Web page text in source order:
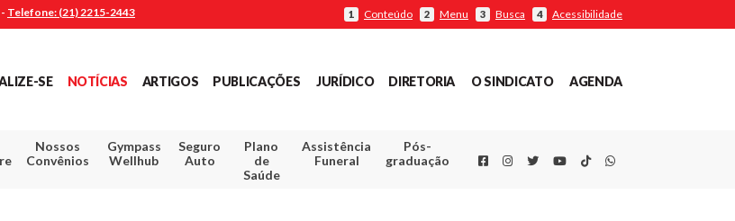
Telefone: (21) 2215-2443 1 Conteúdo 2 Menu 3 Busca 4 Acessibilidade
SE NOTÍCIAS ARTIGOS PUBLICAÇÕES JURÍDICO DIRETORIA O SINDICATO AGENDA
Nossos
Convênios
Gympass
Wellhub
Seguro
Auto
Plano
de
Saúde
Assistência
Funeral
Pós-
graduação
FacebookInstagram
TwitterYoutube
TikTokWhatsapp